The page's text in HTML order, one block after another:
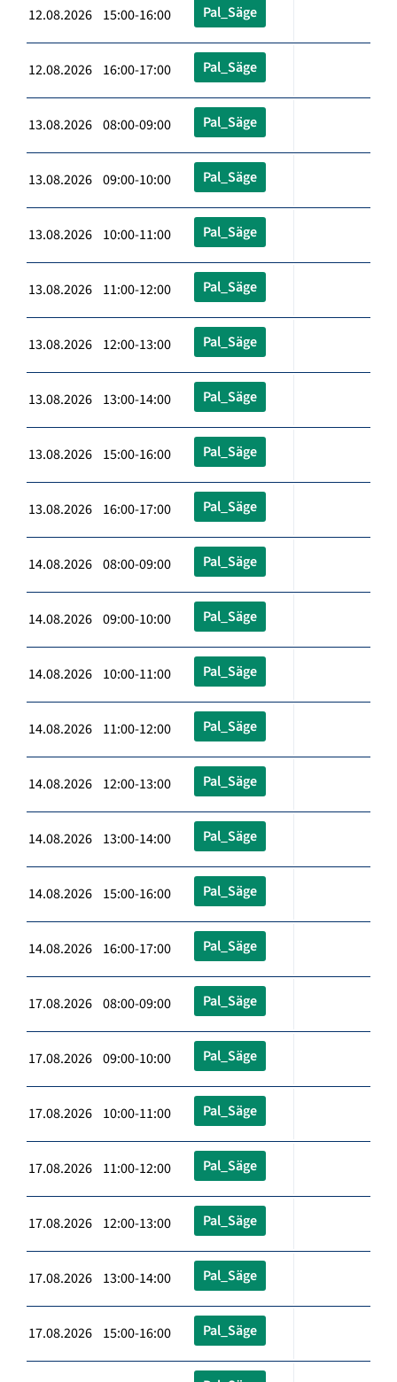
12.08.2026 15:00-16:00 Pal_Säge
12.08.2026 16:00-17:00 Pal_Säge
13.08.2026 08:00-09:00 Pal_Säge
13.08.2026 09:00-10:00 Pal_Säge
13.08.2026 10:00-11:00 Pal_Säge
13.08.2026 11:00-12:00 Pal_Säge
13.08.2026 12:00-13:00 Pal_Säge
13.08.2026 13:00-14:00 Pal_Säge
13.08.2026 15:00-16:00 Pal_Säge
13.08.2026 16:00-17:00 Pal_Säge
14.08.2026 08:00-09:00 Pal_Säge
14.08.2026 09:00-10:00 Pal_Säge
14.08.2026 10:00-11:00 Pal_Säge
14.08.2026 11:00-12:00 Pal_Säge
14.08.2026 12:00-13:00 Pal_Säge
14.08.2026 13:00-14:00 Pal_Säge
14.08.2026 15:00-16:00 Pal_Säge
14.08.2026 16:00-17:00 Pal_Säge
17.08.2026 08:00-09:00 Pal_Säge
17.08.2026 09:00-10:00 Pal_Säge
17.08.2026 10:00-11:00 Pal_Säge
17.08.2026 11:00-12:00 Pal_Säge
17.08.2026 12:00-13:00 Pal_Säge
17.08.2026 13:00-14:00 Pal_Säge
17.08.2026 15:00-16:00 Pal_Säge